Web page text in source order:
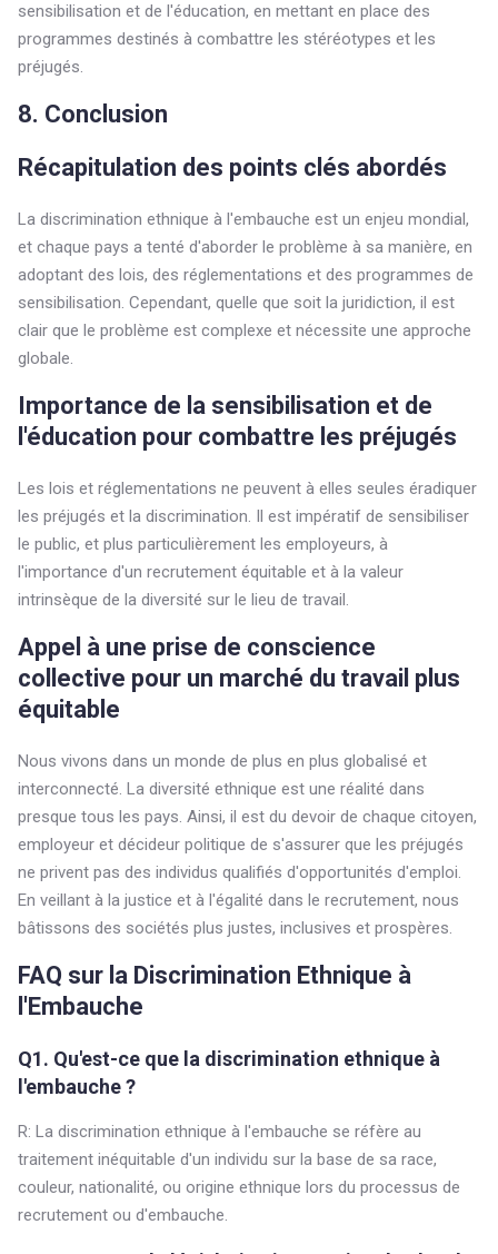
sensibilisation et de l'éducation, en mettant en place des
programmes destinés à combattre les stéréotypes et les
préjugés.
8. Conclusion
Récapitulation des points clés abordés
La discrimination ethnique à l'embauche est un enjeu mondial,
et chaque pays a tenté d'aborder le problème à sa manière, en
adoptant des lois, des réglementations et des programmes de
sensibilisation. Cependant, quelle que soit la juridiction, il est
clair que le problème est complexe et nécessite une approche
globale.
Importance de la sensibilisation et de
l'éducation pour combattre les préjugés
Les lois et réglementations ne peuvent à elles seules éradiquer
les préjugés et la discrimination. Il est impératif de sensibiliser
le public, et plus particulièrement les employeurs, à
l'importance d'un recrutement équitable et à la valeur
intrinsèque de la diversité sur le lieu de travail.
Appel à une prise de conscience
collective pour un marché du travail plus
équitable
Nous vivons dans un monde de plus en plus globalisé et
interconnecté. La diversité ethnique est une réalité dans
presque tous les pays. Ainsi, il est du devoir de chaque citoyen,
employeur et décideur politique de s'assurer que les préjugés
ne privent pas des individus qualifiés d'opportunités d'emploi.
En veillant à la justice et à l'égalité dans le recrutement, nous
bâtissons des sociétés plus justes, inclusives et prospères.
FAQ sur la Discrimination Ethnique à
l'Embauche
Q1. Qu'est-ce que la discrimination ethnique à
l'embauche ?
R: La discrimination ethnique à l'embauche se réfère au
traitement inéquitable d'un individu sur la base de sa race,
couleur, nationalité, ou origine ethnique lors du processus de
recrutement ou d'embauche.